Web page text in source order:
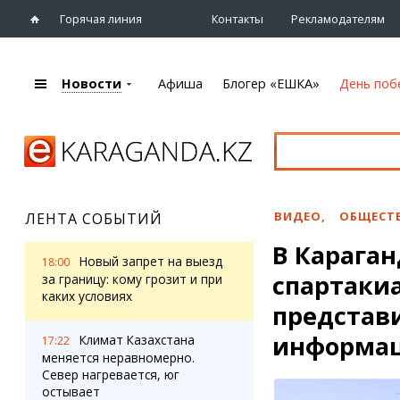
Горячая линия Контакты Рекламодателям
Караганды
eTV
Рассылка новостей
Персоны
Афиша
Театры
Спорт
Выставки
Цирк и зоопарк
Блогер «ЕШКА»
Лента блогера
Карты
Web-камеры
Новости Афиша Блогер «ЕШКА» День
ЛЕНТА СОБЫТИЙ
18:00
Новый запрет на выезд
за границу: кому грозит и при
каких условиях
17:22
Климат Казахстана
меняется неравномерно.
Север нагревается, юг
остывает
ВИДЕО,
В